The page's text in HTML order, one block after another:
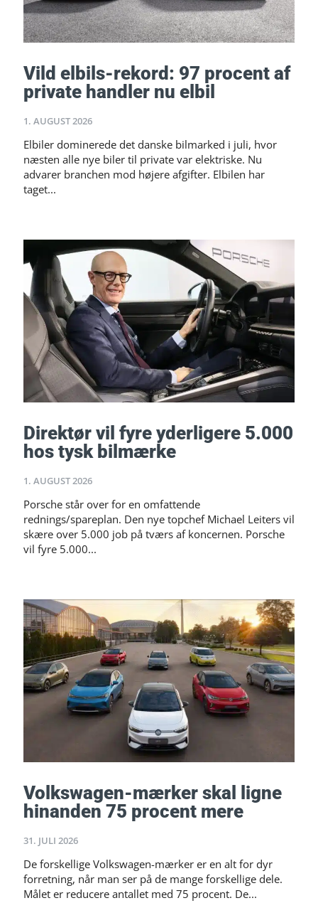
Vild elbils-rekord: 97 procent af
private handler nu elbil
1. AUGUST 2026
Elbiler dominerede det danske bilmarked i juli, hvor
næsten alle nye biler til private var elektriske. Nu
advarer branchen mod højere afgifter. Elbilen har
taget...
Direktør vil fyre yderligere 5.000
hos tysk bilmærke
1. AUGUST 2026
Porsche står over for en omfattende
rednings/spareplan. Den nye topchef Michael Leiters vil
skære over 5.000 job på tværs af koncernen. Porsche
vil fyre 5.000...
Volkswagen-mærker skal ligne
hinanden 75 procent mere
31. JULI 2026
De forskellige Volkswagen-mærker er en alt for dyr
forretning, når man ser på de mange forskellige dele.
Målet er reducere antallet med 75 procent. De...